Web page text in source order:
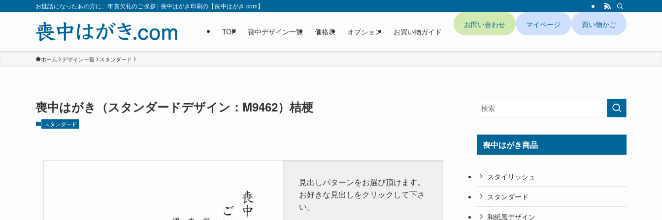
お世話になったあの方に、年賀欠礼のご挨拶 | 喪中はがき印刷の【喪中はがき.com】
TOP 喪中デザイン一覧 価格表 オプション お買い物ガイド
お問い合わせ マイページ 買い物かご
ホーム デザイン一覧 スタンダード
喪中はがき（スタンダードデザイン：M9462）桔梗
スタンダード
見出しパターンをお選び頂けます。
お好きな見出しをクリックして下さ
い。
喪中はがき商品
スタイリッシュ
スタンダード
和紙風デザイン